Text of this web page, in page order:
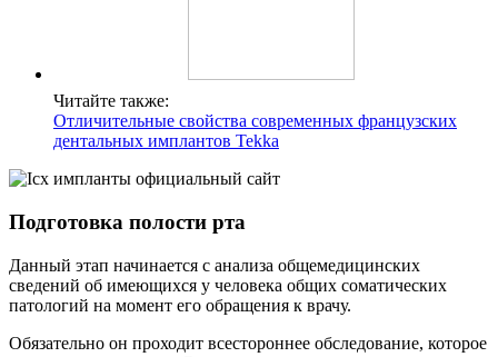
Читайте также:
Отличительные свойства современных французских
дентальных имплантов Tekka
Подготовка полости рта
Данный этап начинается с анализа общемедицинских
сведений об имеющихся у человека общих соматических
патологий на момент его обращения к врачу.
Обязательно он проходит всестороннее обследование, которое